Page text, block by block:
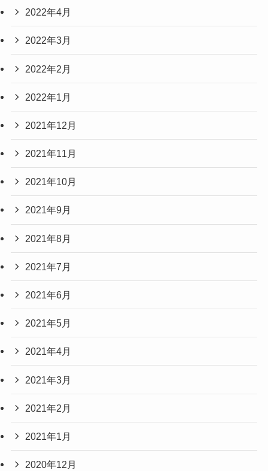
2022年4月
2022年3月
2022年2月
2022年1月
2021年12月
2021年11月
2021年10月
2021年9月
2021年8月
2021年7月
2021年6月
2021年5月
2021年4月
2021年3月
2021年2月
2021年1月
2020年12月